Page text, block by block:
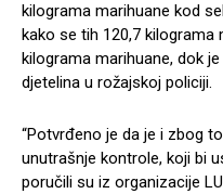
kilograma marihuane kod
kako se tih 120,7 kilograma
kilograma marihuane, dok
djetelina u rožajskoj policiji.
“Potvrđeno je da je i zbog
unutrašnje kontrole, koji bi
poručili su iz organizacije